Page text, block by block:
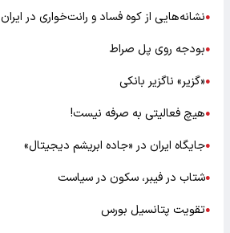
●نشانه‌هایی از کوه فساد و رانت‌خواری در ایران
●بودجه روی پل صراط
●«گزیر» ناگزیر بانکی
●هیچ فعالیتی به صرفه نیست!
●جایگاه ایران در «جاده ابریشم دیجیتال»
●شتاب در فیبر، سکون در سیاست
●تقویت پتانسیل بورس